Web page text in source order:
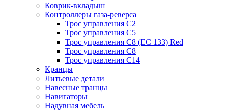
Коврик-вкладыш
Контроллеры газа-реверса
Трос управления C2
Трос управления C5
Трос управления C8 (ЕС 133) Red
Трос управления C8
Трос управления C14
Кранцы
Литьевые детали
Навесные транцы
Навигаторы
Надувная мебель